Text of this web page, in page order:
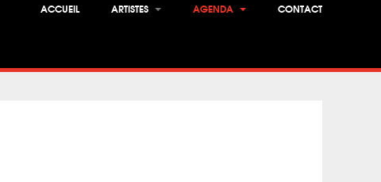
ACCUEIL ARTISTES AGENDA CONTACT